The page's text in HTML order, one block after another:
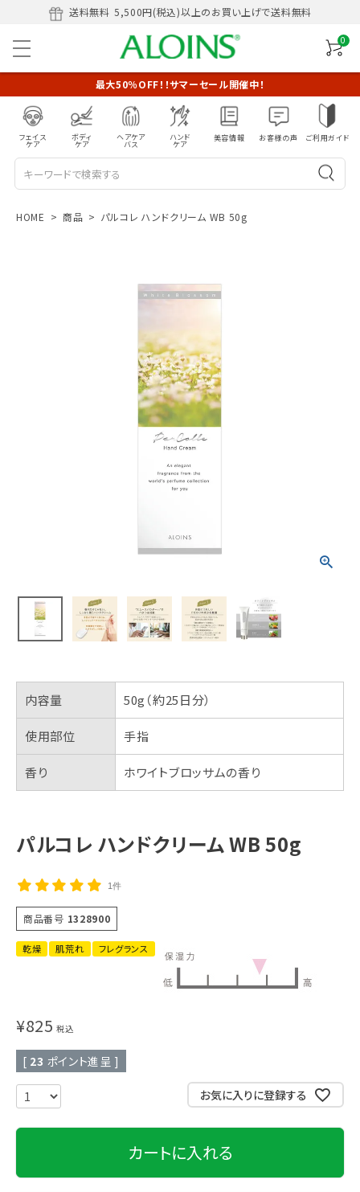
送料無料 5,500円(税込)以上のお買い上げで送料無料
0
最大50％OFF！！サマーセール開催中！
フェイス
ケア
ボディ
ケア
ヘアケア
バス
ハンド
ケア
美容情報 お客様の声 ご利用ガイド
HOME 商品 パルコレ ハンドクリーム WB 50g
内容量 50g（約25日分）
使用部位 手指
香り ホワイトブロッサムの香り
パルコレ ハンドクリーム WB 50g
1件
商品番号 1328900
乾燥 肌荒れ フレグランス
¥825 税込
[ 23 ポイント進呈 ]
お気に入りに登録する
カートに入れる